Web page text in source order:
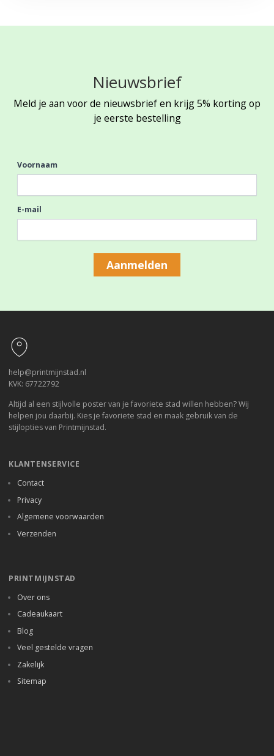
Nieuwsbrief
Meld je aan voor de nieuwsbrief en krijg 5% korting op
je eerste bestelling
Voornaam
E-mail
Aanmelden
help@printmijnstad.nl
KVK: 67722792
Altijd al een stijlvolle poster van je favoriete stad willen hebben? Wij
helpen jou daarbij. Kies je favoriete stad en maak gebruik van de
stijlopties van Printmijnstad.
KLANTENSERVICE
Contact
Privacy
Algemene voorwaarden
Verzenden
PRINTMIJNSTAD
Over ons
Cadeaukaart
Blog
Veel gestelde vragen
Zakelijk
Sitemap